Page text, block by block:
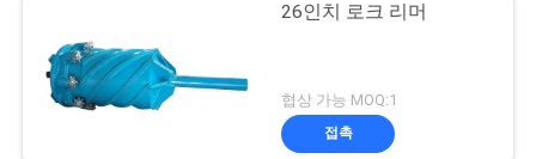
26인치 로크 리머
협상 가능 MOQ:1
접촉